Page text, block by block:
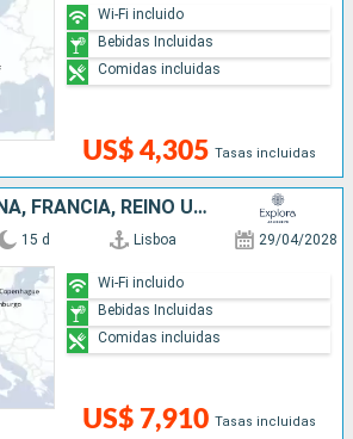
US$ 4,305 Tasas incluidas
Wi-Fi incluido
Bebidas Incluidas
Comidas incluidas
PORTUGAL, ESPAÑA, FRANCIA, REINO UNIDO, BÉLGICA, PAISES BAJOS, ALEMANIA, DINAMARCA
15 d Lisboa 29/04/2028
US$ 7,910 Tasas incluidas
Wi-Fi incluido
Bebidas Incluidas
Comidas incluidas